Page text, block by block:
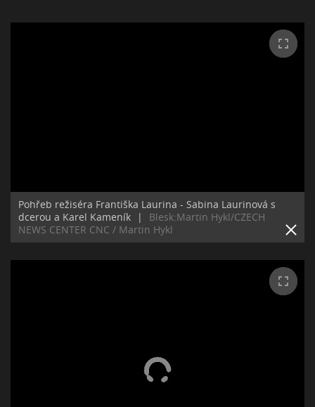
Pohřeb režiséra Františka Laurina - Sabina Laurinová s
dcerou a Karel Kameník
|
Blesk:Martin Hykl/CZECH
NEWS CENTER CNC / Martin Hykl